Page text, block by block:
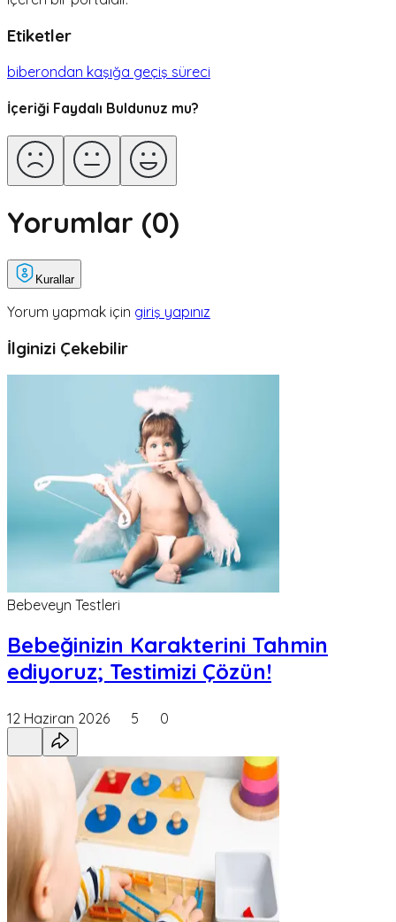
Etiketler
biberondan kaşığa geçiş süreci
İçeriği Faydalı Buldunuz mu?
Yorumlar (0)
Kurallar
Yorum yapmak için giriş yapınız
İlginizi Çekebilir
Bebeveyn Testleri
Bebeğinizin Karakterini Tahmin
ediyoruz; Testimizi Çözün!
12 Haziran 2026 5 0